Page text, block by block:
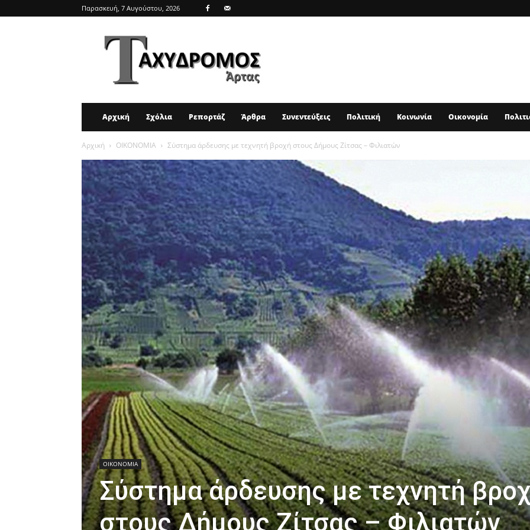
Παρασκευή, 7 Αυγούστου, 2026
ΤΑΧΥΔΡΟΜΟΣ
Αρχική Σχόλια Ρεπορτάζ Άρθρα Συνεντεύξεις Πολιτική Κοινωνία Οικονομία
Αρχική ΟΙΚΟΝΟΜΙΑ Σύστημα άρδευσης με τεχνητή βροχή στους Δήμους Ζίτσας – Φιλιατών
ΟΙΚΟΝΟΜΙΑ
Σύστημα άρδευσης με τεχνητή
στους Δήμους Ζίτσας – Φιλιατών